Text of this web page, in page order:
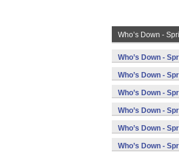
Who’s Down -
Who’s Down -
Who’s Down -
Who’s Down -
Who’s Down -
Who’s Down -
Who’s Down -